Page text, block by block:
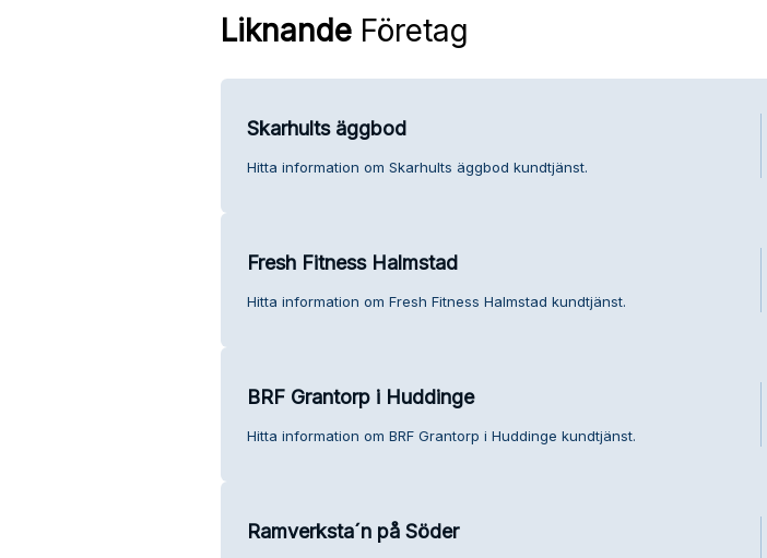
LiknandeFöretag
Skarhults äggbod
Hitta information om Skarhults äggbod kundtjänst.
Fresh Fitness Halmstad
Hitta information om Fresh Fitness Halmstad kundtjänst.
BRF Grantorp i Huddinge
Hitta information om BRF Grantorp i Huddinge kundtjänst.
Ramverksta´n på Söder